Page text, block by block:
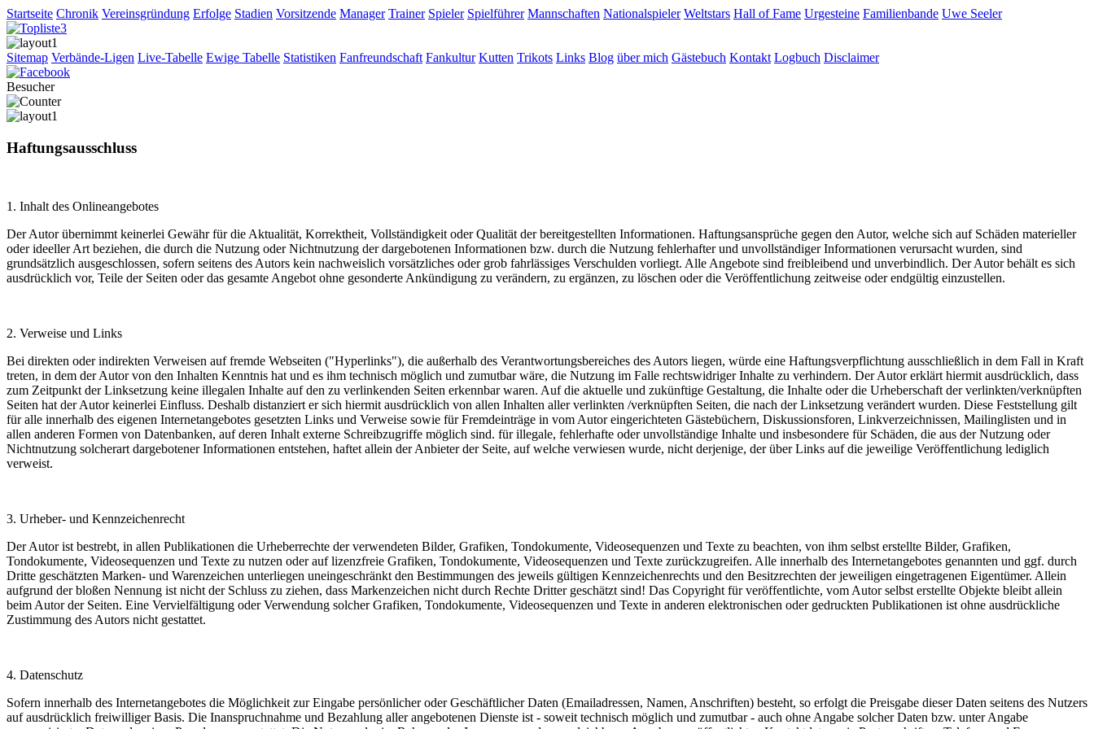
Startseite Chronik Vereinsgründung Erfolge Stadien Vorsitzende Manager Trainer Spieler Spielführer Mannschaften Nationalspieler Weltstars Hall of Fame Urgesteine Familienbande Uwe Seeler
Sitemap Verbände-Ligen Live-Tabelle Ewige Tabelle Statistiken Fanfreundschaft Fankultur Kutten Trikots Links Blog über mich Gästebuch Kontakt Logbuch Disclaimer
Besucher
Haftungsausschluss
1. Inhalt des Onlineangebotes
Der Autor übernimmt keinerlei Gewähr für die Aktualität, Korrektheit, Vollständigkeit oder Qualität der bereitgestellten Informationen. Haftungsansprüche gegen den Autor, welche sich auf Schäden materieller
oder ideeller Art beziehen, die durch die Nutzung oder Nichtnutzung der dargebotenen Informationen bzw. durch die Nutzung fehlerhafter und unvollständiger Informationen verursacht wurden, sind
grundsätzlich ausgeschlossen, sofern seitens des Autors kein nachweislich vorsätzliches oder grob fahrlässiges Verschulden vorliegt. Alle Angebote sind freibleibend und unverbindlich. Der Autor behält es sich
ausdrücklich vor, Teile der Seiten oder das gesamte Angebot ohne gesonderte Ankündigung zu verändern, zu ergänzen, zu löschen oder die Veröffentlichung zeitweise oder endgültig einzustellen.
2. Verweise und Links
Bei direkten oder indirekten Verweisen auf fremde Webseiten ("Hyperlinks"), die außerhalb des Verantwortungsbereiches des Autors liegen, würde eine Haftungsverpflichtung ausschließlich in dem Fall in Kraft
treten, in dem der Autor von den Inhalten Kenntnis hat und es ihm technisch möglich und zumutbar wäre, die Nutzung im Falle rechtswidriger Inhalte zu verhindern. Der Autor erklärt hiermit ausdrücklich, dass
zum Zeitpunkt der Linksetzung keine illegalen Inhalte auf den zu verlinkenden Seiten erkennbar waren. Auf die aktuelle und zukünftige Gestaltung, die Inhalte oder die Urheberschaft der verlinkten/verknüpften
Seiten hat der Autor keinerlei Einfluss. Deshalb distanziert er sich hiermit ausdrücklich von allen Inhalten aller verlinkten /verknüpften Seiten, die nach der Linksetzung verändert wurden. Diese Feststellung gilt
für alle innerhalb des eigenen Internetangebotes gesetzten Links und Verweise sowie für Fremdeinträge in vom Autor eingerichteten Gästebüchern, Diskussionsforen, Linkverzeichnissen, Mailinglisten und in
allen anderen Formen von Datenbanken, auf deren Inhalt externe Schreibzugriffe möglich sind. für illegale, fehlerhafte oder unvollständige Inhalte und insbesondere für Schäden, die aus der Nutzung oder
Nichtnutzung solcherart dargebotener Informationen entstehen, haftet allein der Anbieter der Seite, auf welche verwiesen wurde, nicht derjenige, der über Links auf die jeweilige Veröffentlichung lediglich
verweist.
3. Urheber- und Kennzeichenrecht
Der Autor ist bestrebt, in allen Publikationen die Urheberrechte der verwendeten Bilder, Grafiken, Tondokumente, Videosequenzen und Texte zu beachten, von ihm selbst erstellte Bilder, Grafiken,
Tondokumente, Videosequenzen und Texte zu nutzen oder auf lizenzfreie Grafiken, Tondokumente, Videosequenzen und Texte zurückzugreifen. Alle innerhalb des Internetangebotes genannten und ggf. durch
Dritte geschätzten Marken- und Warenzeichen unterliegen uneingeschränkt den Bestimmungen des jeweils gültigen Kennzeichenrechts und den Besitzrechten der jeweiligen eingetragenen Eigentümer. Allein
aufgrund der bloßen Nennung ist nicht der Schluss zu ziehen, dass Markenzeichen nicht durch Rechte Dritter geschätzt sind! Das Copyright für veröffentlichte, vom Autor selbst erstellte Objekte bleibt allein
beim Autor der Seiten. Eine Vervielfältigung oder Verwendung solcher Grafiken, Tondokumente, Videosequenzen und Texte in anderen elektronischen oder gedruckten Publikationen ist ohne ausdrückliche
Zustimmung des Autors nicht gestattet.
4. Datenschutz
Sofern innerhalb des Internetangebotes die Möglichkeit zur Eingabe persönlicher oder Geschäftlicher Daten (Emailadressen, Namen, Anschriften) besteht, so erfolgt die Preisgabe dieser Daten seitens des Nutzers
auf ausdrücklich freiwilliger Basis. Die Inanspruchnahme und Bezahlung aller angebotenen Dienste ist - soweit technisch möglich und zumutbar - auch ohne Angabe solcher Daten bzw. unter Angabe